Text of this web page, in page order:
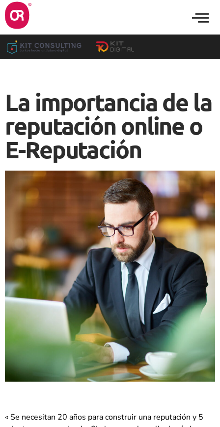
La importancia de la
reputación online o
E-Reputación
« Se necesitan 20 años para construir una reputación y 5